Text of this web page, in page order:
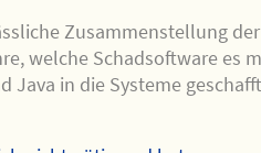
Zusammenstellung
welche Schadsoftware es
Java in die Systeme geschafft